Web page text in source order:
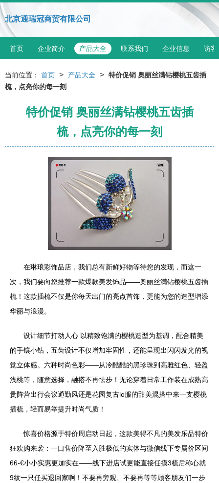
北京通瑞冠商贸有限公司
首页 企业简介 产品大全 联系我们 企业信息 访客
当前位置： 首页 > 产品大全 > 特价促销 奥丽丝满钻樱桃五齿插
梳，点亮你的每一刻
特价促销 奥丽丝满钻樱桃五齿插
梳，点亮你的每一刻
在琳琅彩饰品店，我们总有新鲜好物等待您的发现，而这一
次，我们要向您推荐一款爆款美发饰品——奥丽丝满钻樱桃五齿插
梳！这款插梳不仅是你每天出门的亮点首饰，更能为您的造型增添
华丽与浪漫。
设计细节打动人心 以精致饱满的樱桃造型为基调，配合精美
的手镶小钻，五齿设计不仅增加牢固性，还能呈现出闪闪发光的视
觉立体感。六种时尚色彩——从冷酷酷的黑珍珠到高雅红色、轻盈
浅桃等，随意选择，融搭不再怯步！无论穿着日常工作装在成熟高
贵阵营出行会议通勤风还是花园复古lo服的甜美混搭中来一支樱桃
插梳，轻而易举提升时尚气质！
惊喜价格源于特价周启动日起，这款美得不凡的美发乐品特价
狂欢购来袭：一口售价降至入胜极低的实体与微信线下专属价区间
66-€小小实惠更加实在——线下进店试更能直接任摸3梳后称心就
9纹一只任买退回家啊！不要再旁观、不要再等等顾客朋友们一步